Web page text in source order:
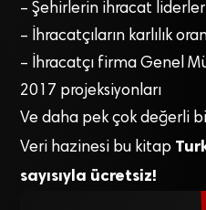
– Şehirlerin ihracat
– İhracatçıların karlılık
– İhracatçı firma Genel
2017 projeksiyonları
Ve daha pek çok değerli
Veri hazinesi bu kitap
sayısıyla ücretsiz!